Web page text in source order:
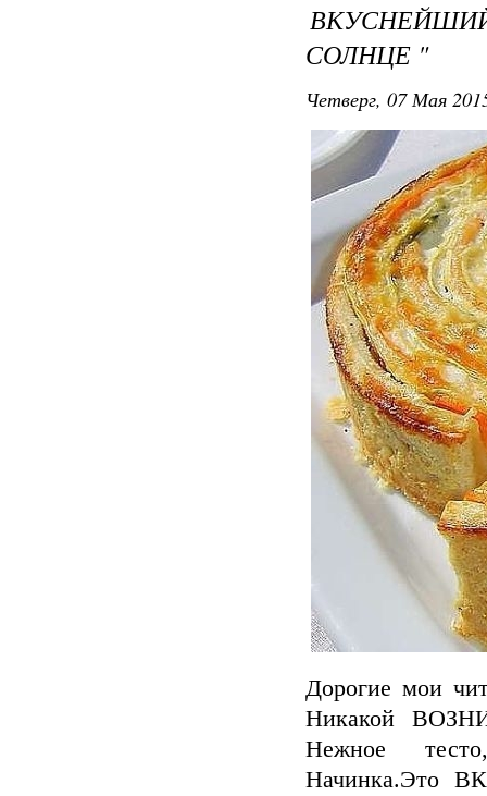
СОЛНЦЕ "
Четверг, 07 Мая
Дорогие мои
Никакой
Нежное
Начинка.Это